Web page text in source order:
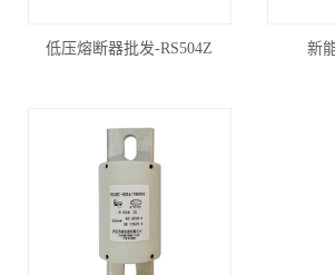
低压熔断器批发-RS504Z 新